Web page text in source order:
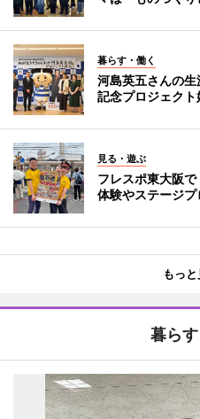
暮らす・働く
河島英五さんの
記念プロジェクト
見る・遊ぶ
フレスポ東大阪
体験やステージプ
もっ
暮らす